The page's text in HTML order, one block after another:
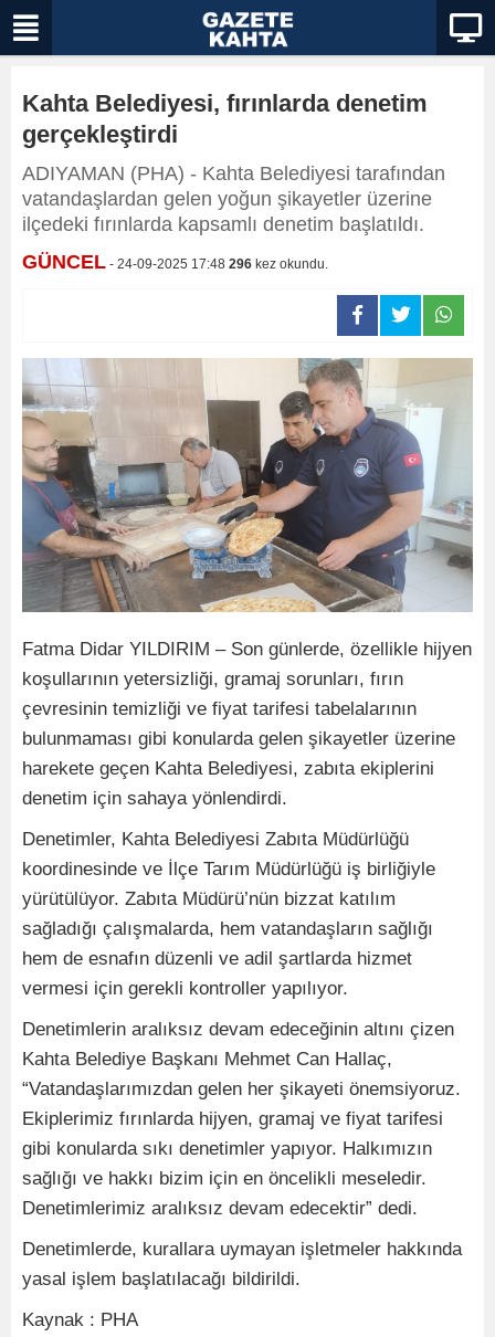
Kahta Belediyesi, fırınlarda denetim
gerçekleştirdi
ADIYAMAN (PHA) - Kahta Belediyesi tarafından
vatandaşlardan gelen yoğun şikayetler üzerine
ilçedeki fırınlarda kapsamlı denetim başlatıldı.
GÜNCEL - 24-09-2025 17:48 296 kez okundu.
Fatma Didar YILDIRIM – Son günlerde, özellikle hijyen
koşullarının yetersizliği, gramaj sorunları, fırın
çevresinin temizliği ve fiyat tarifesi tabelalarının
bulunmaması gibi konularda gelen şikayetler üzerine
harekete geçen Kahta Belediyesi, zabıta ekiplerini
denetim için sahaya yönlendirdi.
Denetimler, Kahta Belediyesi Zabıta Müdürlüğü
koordinesinde ve İlçe Tarım Müdürlüğü iş birliğiyle
yürütülüyor. Zabıta Müdürü’nün bizzat katılım
sağladığı çalışmalarda, hem vatandaşların sağlığı
hem de esnafın düzenli ve adil şartlarda hizmet
vermesi için gerekli kontroller yapılıyor.
Denetimlerin aralıksız devam edeceğinin altını çizen
Kahta Belediye Başkanı Mehmet Can Hallaç,
“Vatandaşlarımızdan gelen her şikayeti önemsiyoruz.
Ekiplerimiz fırınlarda hijyen, gramaj ve fiyat tarifesi
gibi konularda sıkı denetimler yapıyor. Halkımızın
sağlığı ve hakkı bizim için en öncelikli meseledir.
Denetimlerimiz aralıksız devam edecektir” dedi.
Denetimlerde, kurallara uymayan işletmeler hakkında
yasal işlem başlatılacağı bildirildi.
Kaynak : PHA